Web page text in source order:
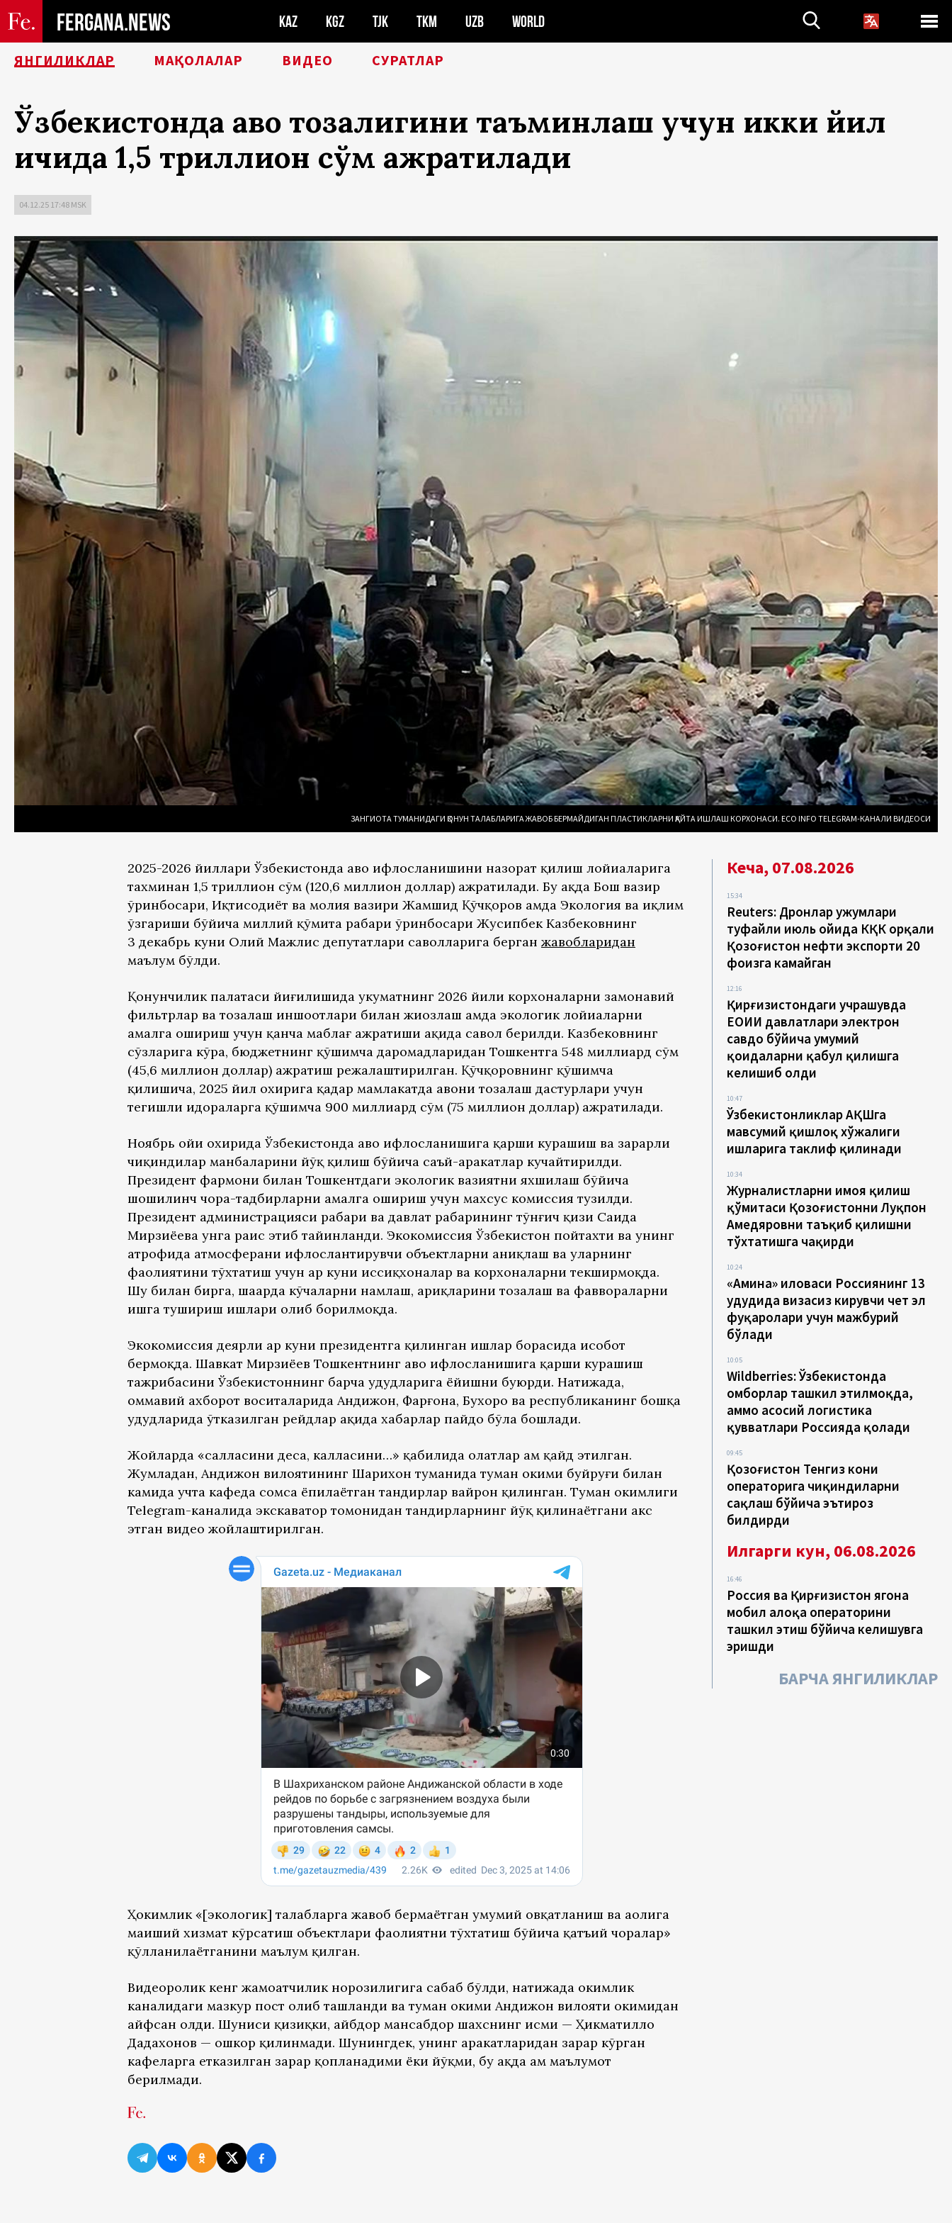
FERGANA.NEWS KAZ KGZ TJK TKM UZB WORLD
ЯНГИЛИКЛАР МАҚОЛАЛАР ВИДЕО СУРАТЛАР
Ўзбекистонда ҳаво тозалигини таъминлаш учун икки йил
ичида 1,5 триллион сўм ажратилади
04.12.25 17:48 MSK
ЗАНГИОТА ТУМАНИДАГИ ҚОНУН ТАЛАБЛАРИГА ЖАВОБ БЕРМАЙДИГАН ПЛАСТИКЛАРНИ ҚАЙТА ИШЛАШ КОРХОНАСИ. ECO INFO TELEGRAM-КАНАЛИ ВИДЕОСИ
2025-2026 йиллари Ўзбекистонда ҳаво ифлосланишини назорат қилиш лойиҳаларига
тахминан 1,5 триллион сўм (120,6 миллион доллар) ажратилади. Бу ҳақда Бош вазир
ўринбосари, Иқтисодиёт ва молия вазири Жамшид Қўчқоров ҳамда Экология ва иқлим
ўзгариши бўйича миллий қўмита раҳбари ўринбосари Жусипбек Казбековнинг
3 декабрь куни Олий Мажлис депутатлари саволларига берган жавобларидан
маълум бўлди.
Қонунчилик палатаси йиғилишида ҳукуматнинг 2026 йили корхоналарни замонавий
фильтрлар ва тозалаш иншоотлари билан жиҳозлаш ҳамда экологик лойиҳаларни
амалга ошириш учун қанча маблағ ажратиши ҳақида савол берилди. Казбековнинг
сўзларига кўра, бюджетнинг қўшимча даромадларидан Тошкентга 548 миллиард сўм
(45,6 миллион доллар) ажратиш режалаштирилган. Қўчқоровнинг қўшимча
қилишича, 2025 йил охирига қадар мамлакатда ҳавони тозалаш дастурлари учун
тегишли идораларга қўшимча 900 миллиард сўм (75 миллион доллар) ажратилади.
Ноябрь ойи охирида Ўзбекистонда ҳаво ифлосланишига қарши курашиш ва зарарли
чиқиндилар манбаларини йўқ қилиш бўйича саъй-ҳаракатлар кучайтирилди.
Президент фармони билан Тошкентдаги экологик вазиятни яхшилаш бўйича
шошилинч чора-тадбирларни амалга ошириш учун махсус комиссия тузилди.
Президент администрацияси раҳбари ва давлат раҳбарининг тўнғич қизи Саида
Мирзиёева унга раис этиб тайинланди. Экокомиссия Ўзбекистон пойтахти ва унинг
атрофида атмосферани ифлослантирувчи объектларни аниқлаш ва уларнинг
фаолиятини тўхтатиш учун ҳар куни иссиқхоналар ва корхоналарни текширмоқда.
Шу билан бирга, шаҳарда кўчаларни намлаш, ариқларини тозалаш ва фаввораларни
ишга тушириш ишлари олиб борилмоқда.
Экокомиссия деярли ҳар куни президентга қилинган ишлар борасида ҳисобот
бермоқда. Шавкат Мирзиёев Тошкентнинг ҳаво ифлосланишига қарши курашиш
тажрибасини Ўзбекистоннинг барча ҳудудларига ёйишни буюрди. Натижада,
оммавий ахборот воситаларида Андижон, Фарғона, Бухоро ва республиканинг бошқа
ҳудудларида ўтказилган рейдлар ҳақида хабарлар пайдо бўла бошлади.
Жойларда «салласини деса, калласини…» қабилида ҳолатлар ҳам қайд этилган.
Жумладан, Андижон вилоятининг Шаҳрихон туманида туман ҳокими буйруғи билан
камида учта кафеда сомса ёпилаётган тандирлар вайрон қилинган. Туман ҳокимлиги
Telegram-каналида экскаватор томонидан тандирларнинг йўқ қилинаётгани акс
этган видео жойлаштирилган.
Ҳокимлик «[экологик] талабларга жавоб бермаётган умумий овқатланиш ва аҳолига
маиший хизмат кўрсатиш объектлари фаолиятни тўхтатиш бўйича қатъий чоралар»
қўлланилаётганини маълум қилган.
Видеоролик кенг жамоатчилик норозилигига сабаб бўлди, натижада ҳокимлик
каналидаги мазкур пост олиб ташланди ва туман ҳокими Андижон вилояти ҳокимидан
ҳайфсан олди. Шуниси қизиқки, айбдор мансабдор шахснинг исми — Ҳикматилло
Дадахонов — ошкор қилинмади. Шунингдек, унинг ҳаракатларидан зарар кўрган
кафеларга етказилган зарар қопланадими ёки йўқми, бу ҳақда ҳам маълумот
берилмади.
Кеча, 07.08.2026
15:34
Reuters: Дронлар ҳужумлари
туфайли июль ойида КҚК орқали
Қозоғистон нефти экспорти 20
фоизга камайган
12:16
Қирғизистондаги учрашувда
ЕОИИ давлатлари электрон
савдо бўйича умумий
қоидаларни қабул қилишга
келишиб олди
10:47
Ўзбекистонликлар АҚШга
мавсумий қишлоқ хўжалиги
ишларига таклиф қилинади
10:34
Журналистларни ҳимоя қилиш
қўмитаси Қозоғистонни Луқпон
Аҳмедяровни таъқиб қилишни
тўхтатишга чақирди
10:24
«Амина» иловаси Россиянинг 13
ҳудудида визасиз кирувчи чет эл
фуқаролари учун мажбурий
бўлади
10:05
Wildberries: Ўзбекистонда
омборлар ташкил этилмоқда,
аммо асосий логистика
қувватлари Россияда қолади
09:45
Қозоғистон Тенгиз кони
операторига чиқиндиларни
сақлаш бўйича эътироз
билдирди
Илгарги кун, 06.08.2026
16:46
Россия ва Қирғизистон ягона
мобил алоқа операторини
ташкил этиш бўйича келишувга
эришди
БАРЧА ЯНГИЛИКЛАР